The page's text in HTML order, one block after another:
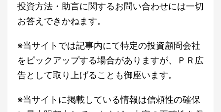
投資方法・助言に関するお問い合わせには一切
お答えできかねます。
※当サイトでは記事内にて特定の投資顧問会社
をピックアップする場合がありますが、ＰＲ広
告として取り上げることも御座います。
※当サイトに掲載している情報は信頼性の確保